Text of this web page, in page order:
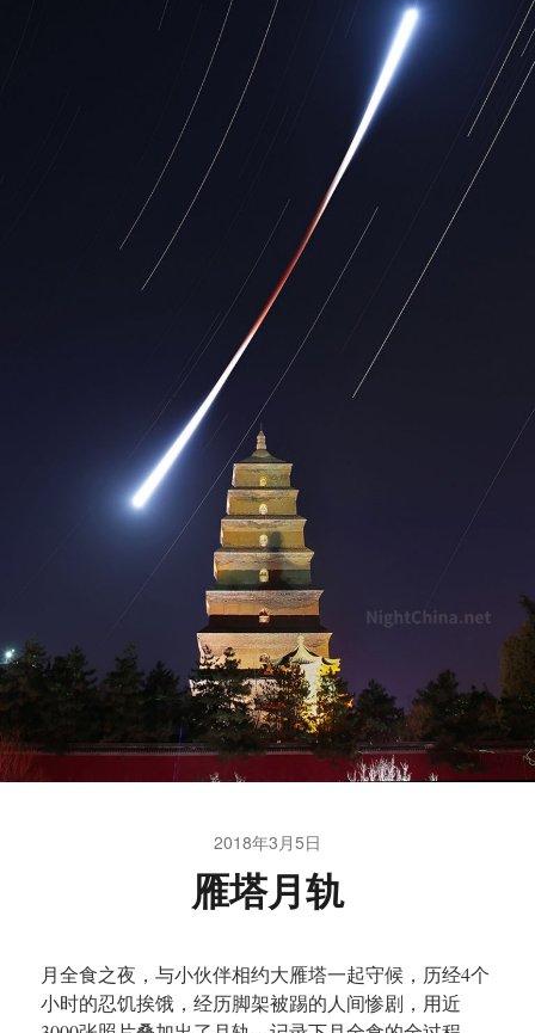
2018年3月5日
雁塔月轨
月全食之夜，与小伙伴相约大雁塔一起守候，历经4个
小时的忍饥挨饿，经历脚架被踢的人间惨剧，用近